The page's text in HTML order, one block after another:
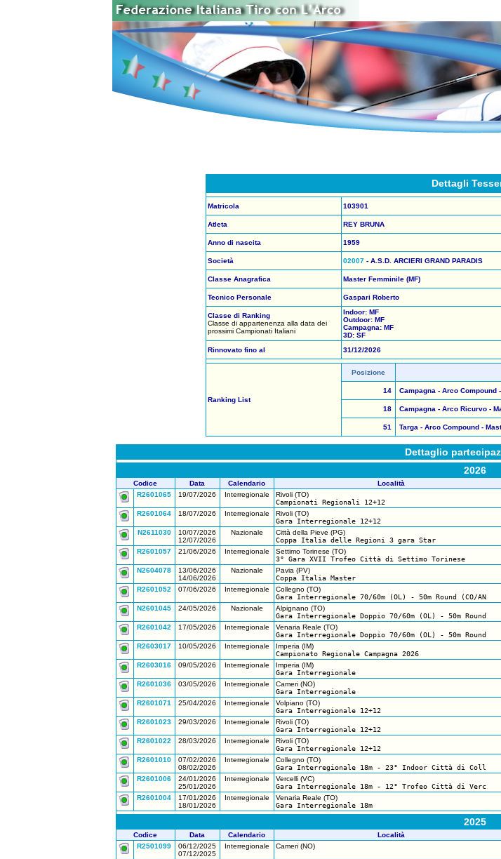
Dettagli
Matricola 103901
Atleta REY BRUNA
Anno di nascita 1959
Società 02007 - A.S.D. ARCIERI GRAND PARADIS
Classe Anagrafica Master Femminile (MF)
Tecnico Personale Gaspari Roberto
Classe di Ranking
Classe di appartenenza alla data dei
prossimi Campionati Italiani
Indoor: MF
Outdoor: MF
Campagna: MF
3D: SF
Rinnovato fino al
31/12/2026
Ranking List
Posizione
14 Campagna - Arco Compound
18 Campagna - Arco Ricurvo -
51 Targa - Arco Compound -
Dettaglio
2026
Codice Data Calendario Località
R2601065
19/07/2026 Interregionale
Rivoli (TO)
Campionati Regionali 12+12
R2601064 18/07/2026 Interregionale
Rivoli (TO)
Gara Interregionale 12+12
N2611030
10/07/2026
12/07/2026
Nazionale
Città della Pieve (PG)
Coppa Italia delle Regioni 3 gara Star
R2601057 21/06/2026 Interregionale
Settimo Torinese (TO)
3° Gara XVII Trofeo Città di Settimo Torinese
N2604078
13/06/2026
14/06/2026
Nazionale
Pavia (PV)
Coppa Italia Master
R2601052 07/06/2026 Interregionale
Collegno (TO)
Gara Interregionale 70/60m (OL) - 50m Round (CO/AN
N2601045 24/05/2026 Nazionale
Alpignano (TO)
Gara Interregionale Doppio 70/60m (OL) - 50m Round
R2601042 17/05/2026 Interregionale
Venaria Reale (TO)
Gara Interregionale Doppio 70/60m (OL) - 50m Round
R2603017 10/05/2026 Interregionale
Imperia (IM)
Campionato Regionale Campagna 2026
R2603016 09/05/2026 Interregionale
Imperia (IM)
Gara Interregionale
R2601036 03/05/2026 Interregionale
Cameri (NO)
Gara Interregionale
R2601071 25/04/2026 Interregionale
Volpiano (TO)
Gara Interregionale 12+12
R2601023 29/03/2026 Interregionale
Rivoli (TO)
Gara Interregionale 12+12
R2601022 28/03/2026 Interregionale
Rivoli (TO)
Gara Interregionale 12+12
R2601010
07/02/2026
08/02/2026
Interregionale
Collegno (TO)
Gara Interregionale 18m - 23° Indoor Città di Coll
R2601006
24/01/2026
25/01/2026
Interregionale
Vercelli (VC)
Gara Interregionale 18m - 12° Trofeo Città di Verc
R2601004
17/01/2026
18/01/2026
Interregionale
Venaria Reale (TO)
Gara Interregionale 18m
2025
Codice Data Calendario Località
R2501099
06/12/2025
07/12/2025
Interregionale Cameri (NO)